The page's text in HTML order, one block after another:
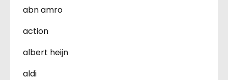
abn amro
action
albert heijn
aldi